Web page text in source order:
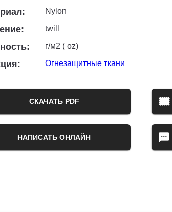
Nylon
twill
г/м2 ( oz)
Огнезащитные ткани
СКАЧАТЬ PDF
НАПИСАТЬ ОНЛАЙН